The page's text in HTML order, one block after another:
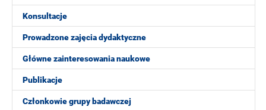
Konsultacje
Prowadzone zajęcia dydaktyczne
Główne zainteresowania naukowe
Publikacje
Członkowie grupy badawczej